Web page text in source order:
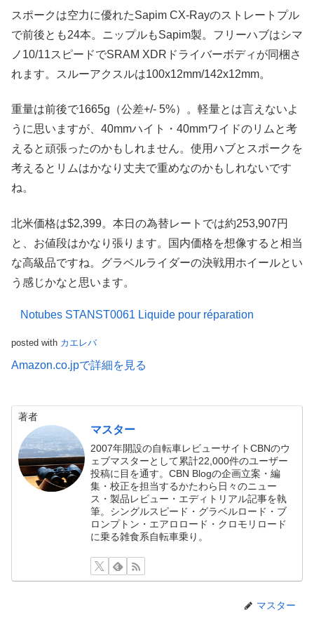
スポークは空力に優れたSapim CX-Rayのストレートプル
で前後とも24本。ニップルもSapim製。フリーハブはシマ
ノ10/11スピードでSRAM XDRドライバーボディが同梱さ
れます。スルーアクスルは100x12mm/142x12mm。
重量は前後で1665g（公差+/- 5%）。軽量とは言えないよ
うに思いますが、40mmハイト・40mmワイドのリムと考
えると頑張ったのかもしれません。使用ハブとスポークを
考えるとリムはかなり丈夫で重めなのかもしれないです
ね。
北米価格は$2,399。本日の為替レートでは約253,907円
と、お値段はかなり張ります。国内価格を想像すると相当
な高級品ですね。グラベルライダーの決戦用ホイールとい
う感じかなと思います。
Notubes STANST0061 Liquide pour réparation
posted with カエレバ
Amazon.co.jpで詳細を見る
著者
マスター
2007年開設の自転車レビューサイトCBNのウ
ェブマスターとして累計22,000件のユーザー
投稿に目を通す。CBN Blogの企画立案・編
集・校正を担当するかたわら日々のニュー
ス・製品レビュー・エディトリアル記事を執
筆。シングルスピード・グラベルロード・ブ
ロンプトン・エアロロード・クロモリロード
に乗る雑食系自転車乗り。
マスター